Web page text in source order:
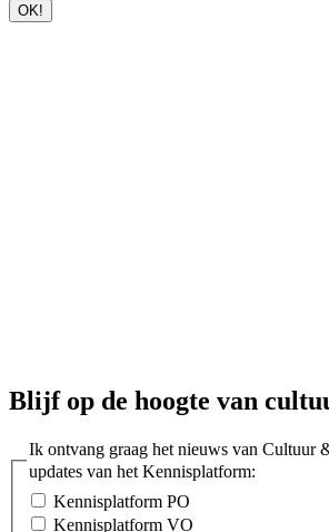
OK!
Blijf op de hoogte van
Ik ontvang graag het nieuws van Cultuur
updates van het Kennisplatform:
Kennisplatform PO
Kennisplatform VO